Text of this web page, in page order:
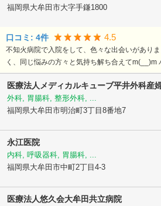
福岡県大牟田市大字手鎌1800
口コミ: 4件 4.5
不知火病院で入院をして、色々な出会いがあり
く、同じ悩みの方々と気持ち解ち合えてm(__)m
医療法人メディカルキューブ平井外科産
外科, 胃腸科, 整形外科, ...
福岡県大牟田市明治町3丁目8番地7
永江医院
内科, 呼吸器科, 胃腸科, ...
福岡県大牟田市中町2丁目4-3
医療法人悠久会大牟田共立病院